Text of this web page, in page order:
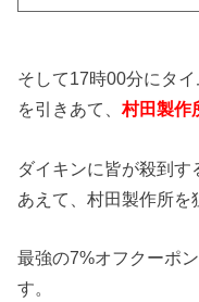
そして17時00分にタ
を引きあて、村田製作
ダイキンに皆が殺到
あえて、村田製作所を
最強の7%オフクーポ
す。